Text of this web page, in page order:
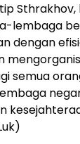
lembaga
dengan
semua